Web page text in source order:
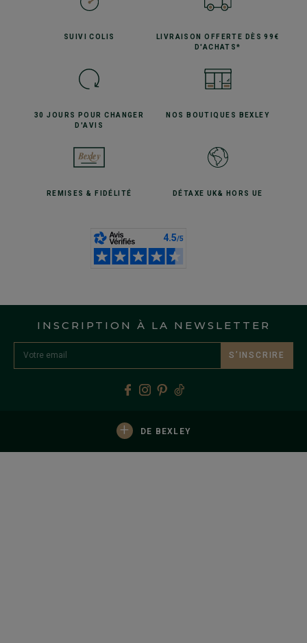
SUIVICOLIS LIVRAISON OFFERTE
DÈS 99€
D'ACHATS*
30 JOURS POURCHANGER
D'AVIS
NOS BOUTIQUES BEXLEY
REMISES& FIDÉLITÉ DÉTAXE UK& HORS UE
INSCRIPTION À LA NEWSLETTER
S’INSCRIRE
+ DE BEXLEY